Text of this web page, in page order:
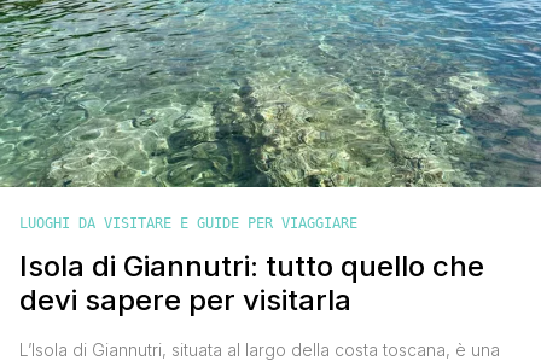
LUOGHI DA VISITARE E GUIDE PER VIAGGIARE
Isola di Giannutri: tutto quello che
devi sapere per visitarla
L’Isola di Giannutri, situata al largo della costa toscana, è una